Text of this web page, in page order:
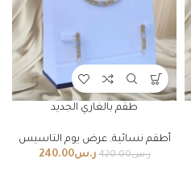
طقم بالغاري الجديد
أطقم نسائية,عرض يوم التاسيس
ر.س420.00 ر.س240.00